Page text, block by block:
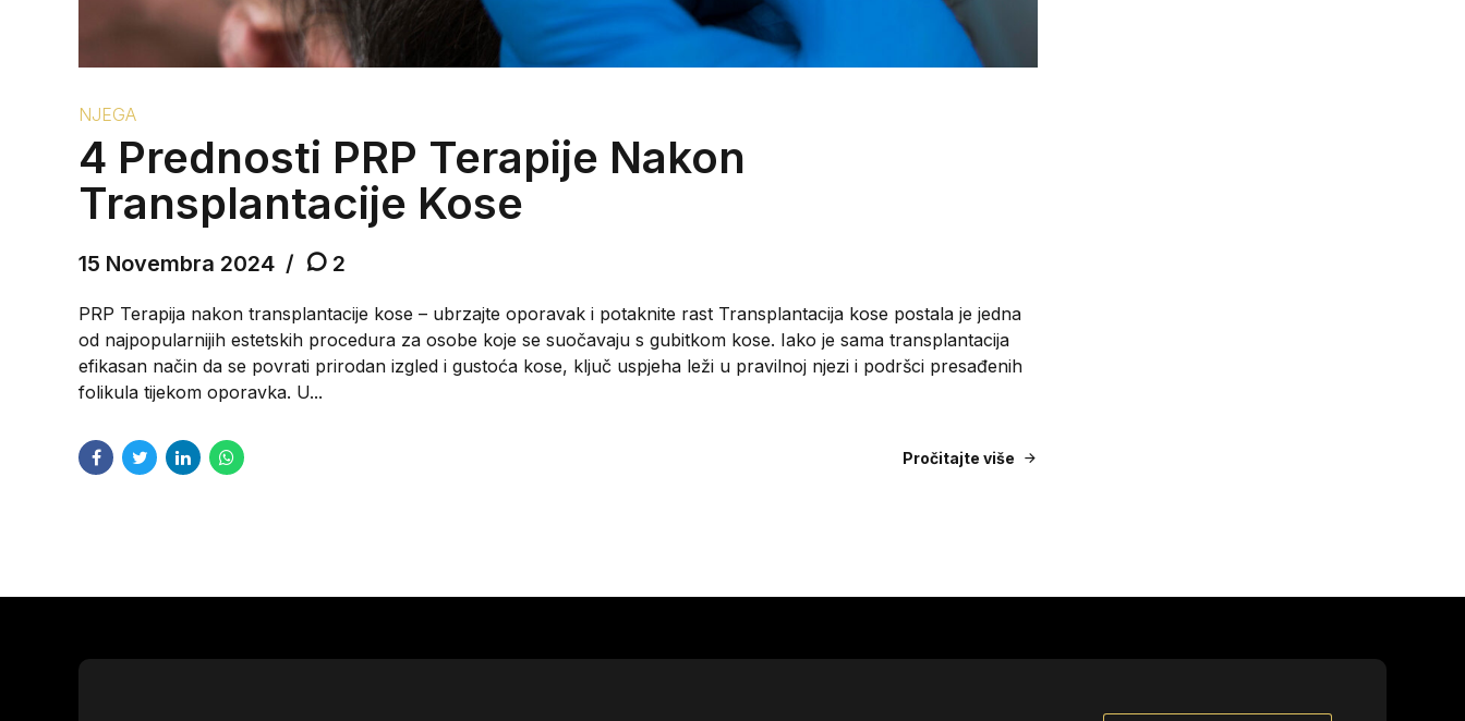
NJEGA
4 Prednosti PRP Terapije Nakon
Transplantacije Kose
15 Novembra 2024 2
PRP Terapija nakon transplantacije kose – ubrzajte oporavak i potaknite rast Transplantacija kose postala je jedna
od najpopularnijih estetskih procedura za osobe koje se suočavaju s gubitkom kose. Iako je sama transplantacija
efikasan način da se povrati prirodan izgled i gustoća kose, ključ uspjeha leži u pravilnoj njezi i podršci presađenih
folikula tijekom oporavka. U...
Pročitajte više